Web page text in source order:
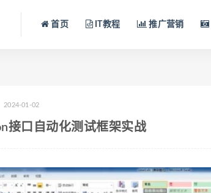
首页 IT教程 推广营销
2024-01-02
接口自动化测试框架实战